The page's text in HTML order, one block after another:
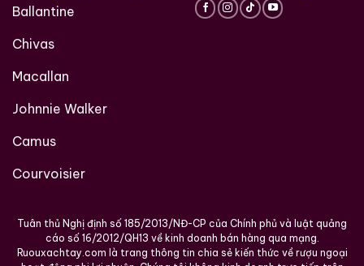
RUOUXACHTAY.COM – SHOWROOM RƯỢU CHIVAS
XÁCH TAY UY TÍN TẠI HCM
Ruouxachtay.com
tôi mang đến dịch vụ trọn gói:
trực tiếp, kiểm định rõ ràng, giữ trọn hương vị và giá trị
sưu tầm.
cao cấp như:Rượu Chivas 12,Rượu Chivas 18, Rượu
Chivas 21, Rượu Chivas 25 , đặc biệt làcác phiên
Ballantine
Chivas
Macallan
Johnnie Walker
Camus
Courvoisier
Tuân thủ Nghị định số 185/2013/NĐ-CP của Chính phủ và luật quảng
cáo số 16/2012/QH13 về kinh doanh bán hàng qua mạng.
Ruouxachtay.com là trang thông tin chia sẻ kiến thức về rượu ngoại